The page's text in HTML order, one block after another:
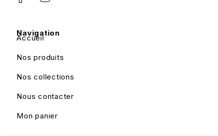
Navigation
Accueil
Nos produits
Nos collections
Nous contacter
Mon panier